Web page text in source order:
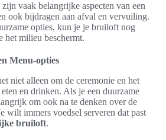
vaak belangrijke aspecten van een
ook bijdragen aan afval en vervuiling.
opties, kun je je bruiloft nog
het milieu beschermt.
Menu-opties
niet alleen om de ceremonie en het
en drinken. Als je een duurzame
om ook na te denken over de
wilt immers voedsel serveren dat past
bruiloft.